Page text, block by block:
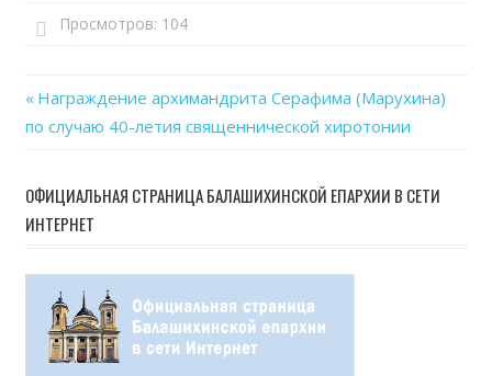
Просмотров: 104
Навигация
записям
Previous
Post:
Награждение архимандрита Серафима (Марухина)
по случаю 40-летия священнической хиротонии
ОФИЦИАЛЬНАЯ СТРАНИЦА БАЛАШИХИНСКОЙ ЕПАРХИИ В СЕТИ
ИНТЕРНЕТ